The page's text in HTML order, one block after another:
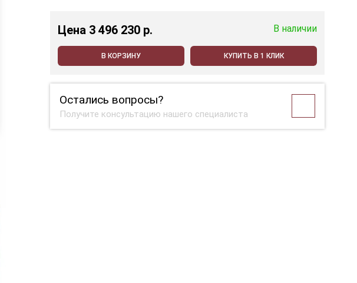
Цена 3 496 230 p. В наличии
В КОРЗИНУ КУПИТЬ В 1 КЛИК
Остались вопросы?
Получите консультацию нашего специалиста